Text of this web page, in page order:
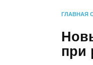
ГЛАВНАЯ
при